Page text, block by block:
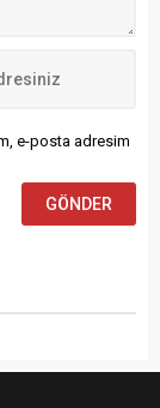
e-posta adresim